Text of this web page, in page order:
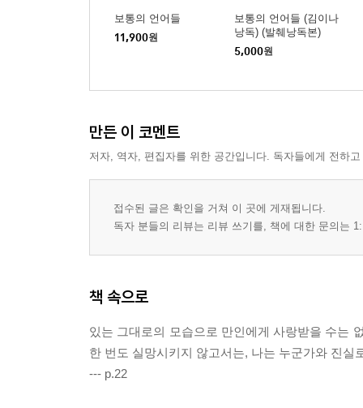
드세다. 나대다 : 사람을 주저앉히는 말에 대해
정체성 : 나의 본모습이 혼란스러울 때
한계에 부딪히다 : 또 다른 가능성과 마주하는 순간
창작하다 : 영감과 체력의 긴밀한 관계
쳇바퀴를 굴리다 : 일상의 반복이 알려주는 특별한
기특하다 : 나의 존엄을 가꾸어 나가는 일
Radio record : 나를 지켜주는 말
보통의 언어들
11,900원
보통의 언어들 (김이나
낭독) (발췌낭독본)
5,000원
만든 이 코멘트
저자, 역자, 편집자를 위한 공간입니다. 독자들에게 전하
접수된 글은 확인을 거쳐 이 곳에 게재됩니다.
독자 분들의 리뷰는 리뷰 쓰기를, 책에 대한 문의는
책 속으로
있는 그대로의 모습으로 만인에게 사랑받을 수는
한 번도 실망시키지 않고서는, 나는 누군가와 진
--- p.22